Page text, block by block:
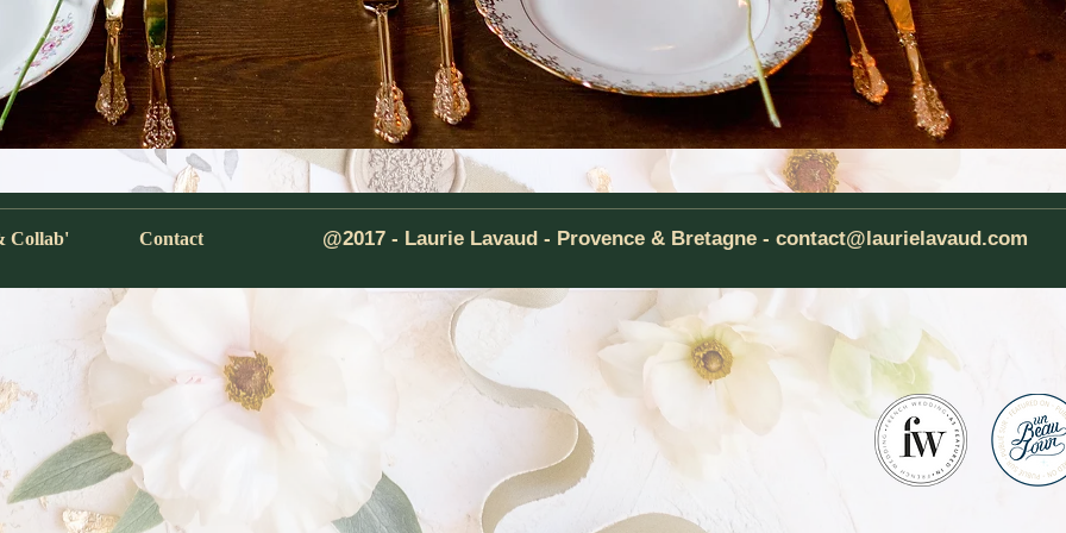
Collab' Contact @2017 - Laurie Lavaud - Provence & Bretagne - contact@laurielavaud.com